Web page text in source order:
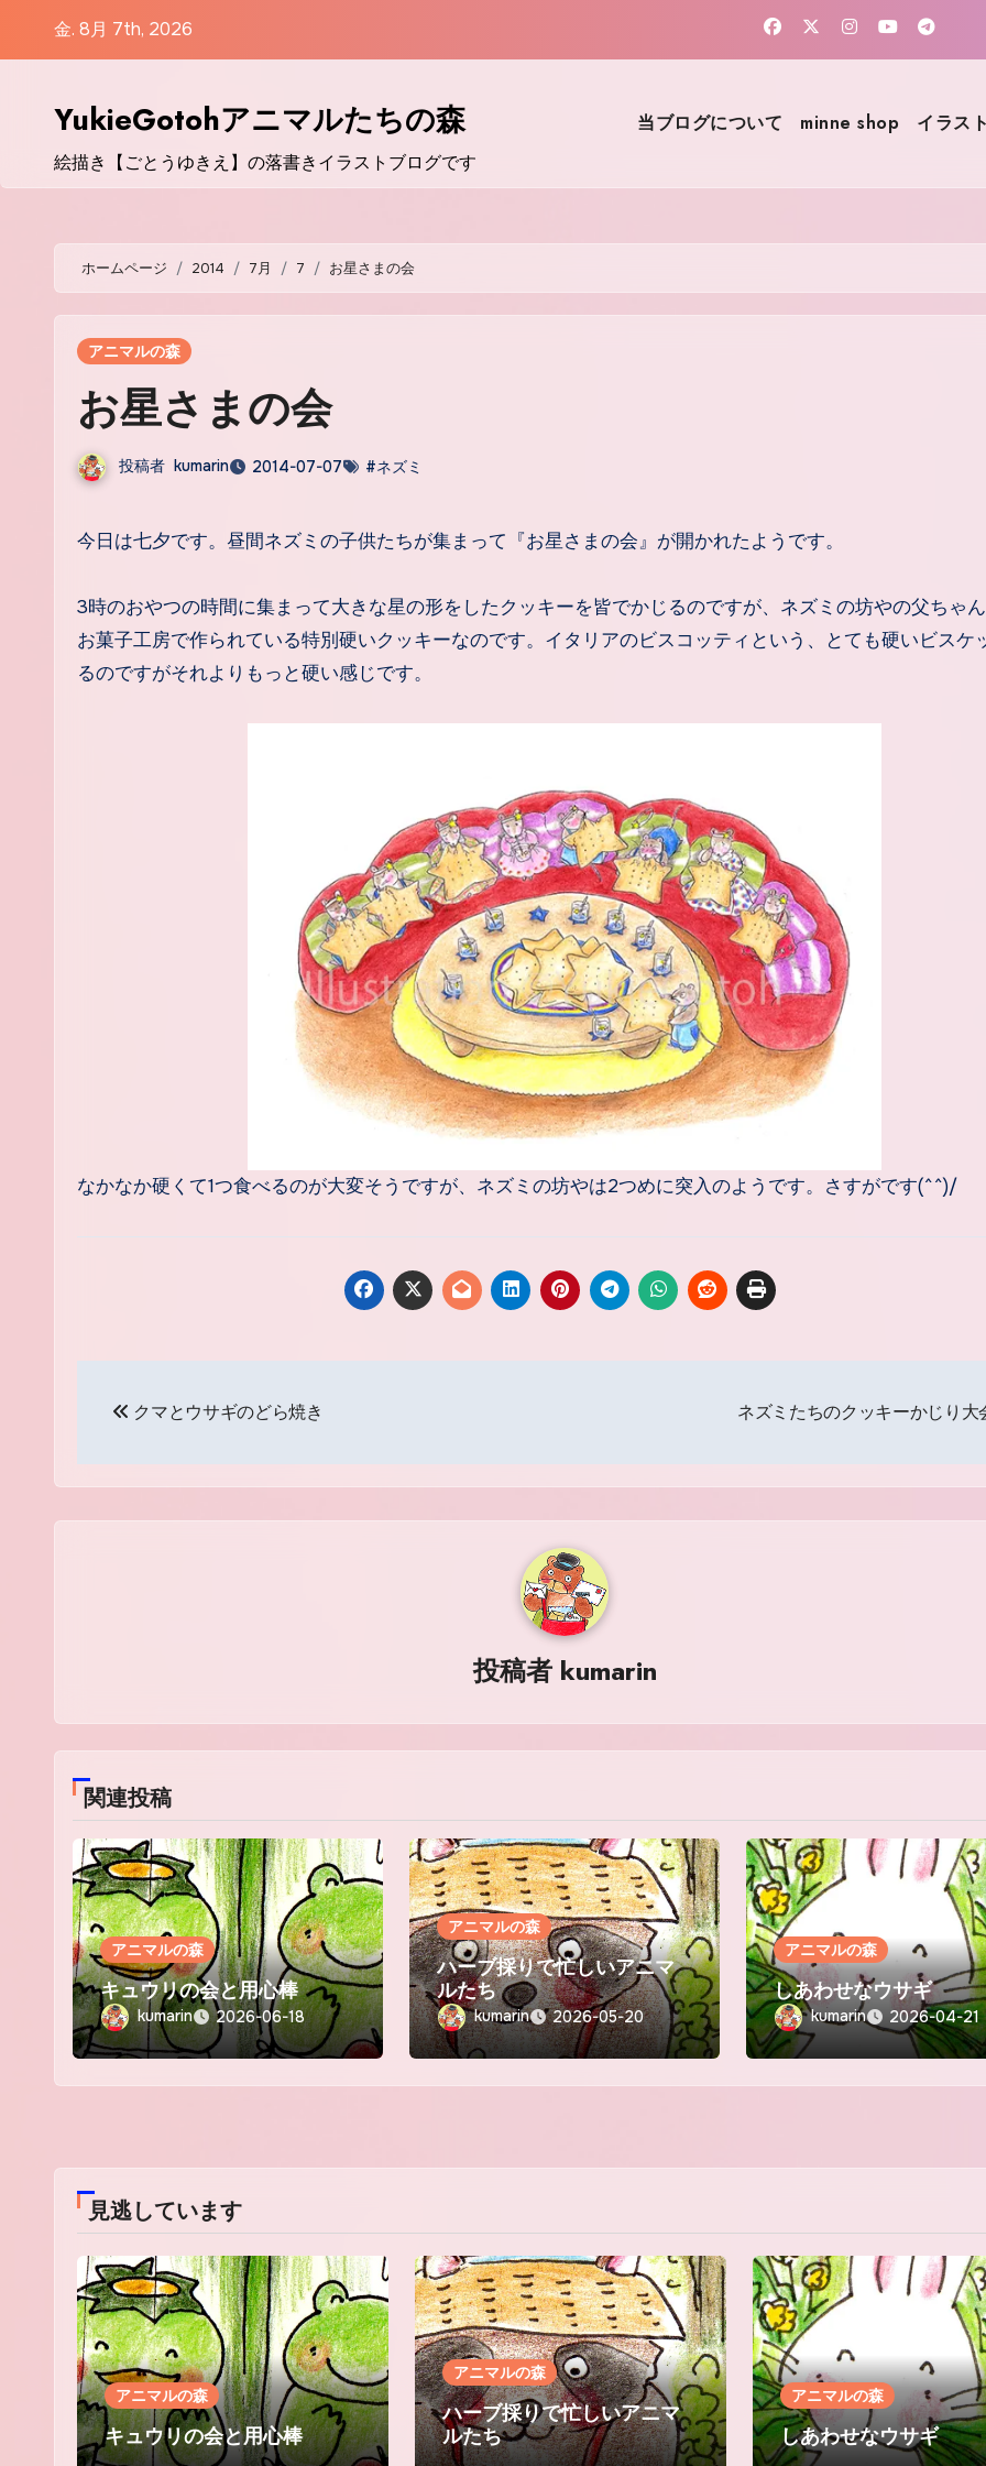
金. 8月 7th, 2026
YukieGotohアニマルたちの森
絵描き【ごとうゆきえ】の落書きイラストブログです
当ブログについて minne shop イラス
ホームページ 2014 7月 7 お星さまの会
アニマルの森
お星さまの会
投稿者 kumarin 2014-07-07 #ネズミ
今日は七夕です。昼間ネズミの子供たちが集まって『お星さまの会』が開かれたようです。
3時のおやつの時間に集まって大きな星の形をしたクッキーを皆でかじるのですが、ネズミの坊やの父ちゃ
お菓子工房で作られている特別硬いクッキーなのです。イタリアのビスコッティという、とても硬いビスケ
るのですがそれよりもっと硬い感じです。
なかなか硬くて1つ食べるのが大変そうですが、ネズミの坊やは2つめに突入のようです。さすがです(^^)/
ビ
ン
クマとウサギのどら焼き ネズミたちのクッキーかじり
投稿者 kumarin
関連投稿
アニマルの森
キュウリの会と用心棒
kumarin 2026-06-18
アニマルの森
ハーブ採りで忙しいアニマ
ルたち
kumarin 2026-05-20
アニマルの森
しあわせなウサギ
kumarin 2026-04-21
見逃しています
アニマルの森
キュウリの会と用心棒
アニマルの森
ハーブ採りで忙しいアニマ
ルたち
アニマルの森
しあわせなウサギ